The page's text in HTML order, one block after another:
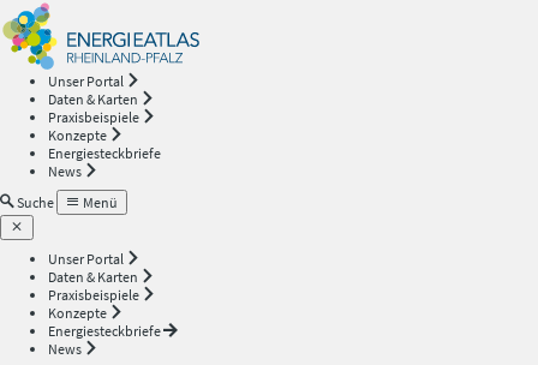
Unser Portal
Daten & Karten
Praxisbeispiele
Konzepte
Energiesteckbriefe
News
Suche
Menü
Unser Portal
Daten & Karten
Praxisbeispiele
Konzepte
Energiesteckbriefe
News